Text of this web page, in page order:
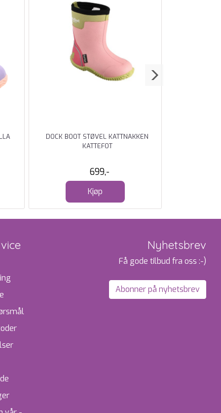
DOCK BOOT STØVEL KATTNAKKEN
KATTEFOT
699,-
Kjøp
Nyhetsbrev
Få gode tilbud fra oss :-)
Abonner på nyhetsbrev